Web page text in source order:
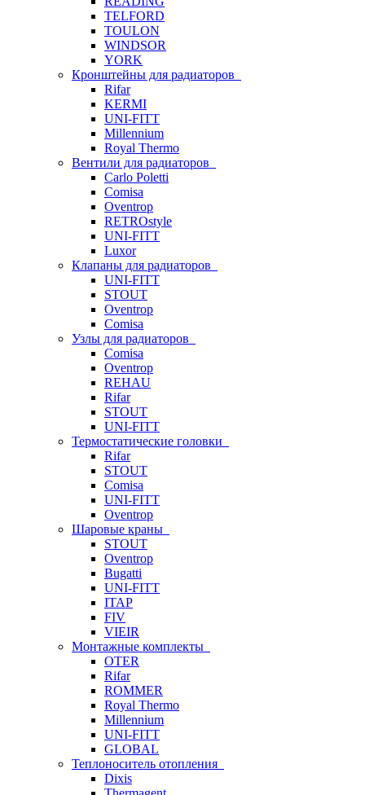
TELFORD
TOULON
WINDSOR
YORK
Кронштейны для радиаторов
Rifar
KERMI
UNI-FITT
Millennium
Royal Thermo
Вентили для радиаторов
Carlo Poletti
Comisa
Oventrop
RETROstyle
UNI-FITT
Luxor
Клапаны для радиаторов
UNI-FITT
STOUT
Oventrop
Comisa
Узлы для радиаторов
Comisa
Oventrop
REHAU
Rifar
STOUT
UNI-FITT
Термостатические головки
Rifar
STOUT
Comisa
UNI-FITT
Oventrop
Шаровые краны
STOUT
Oventrop
Bugatti
UNI-FITT
ITAP
FIV
VIEIR
Монтажные комплекты
OTER
Rifar
ROMMER
Royal Thermo
Millennium
UNI-FITT
GLOBAL
Теплоноситель отопления
Dixis